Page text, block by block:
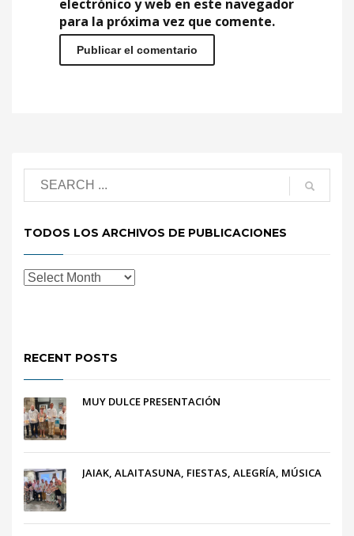
electrónico y web en este navegador
para la próxima vez que comente.
TODOS LOS ARCHIVOS DE PUBLICACIONES
RECENT POSTS
MUY DULCE PRESENTACIÓN
JAIAK, ALAITASUNA, FIESTAS, ALEGRÍA, MÚSICA